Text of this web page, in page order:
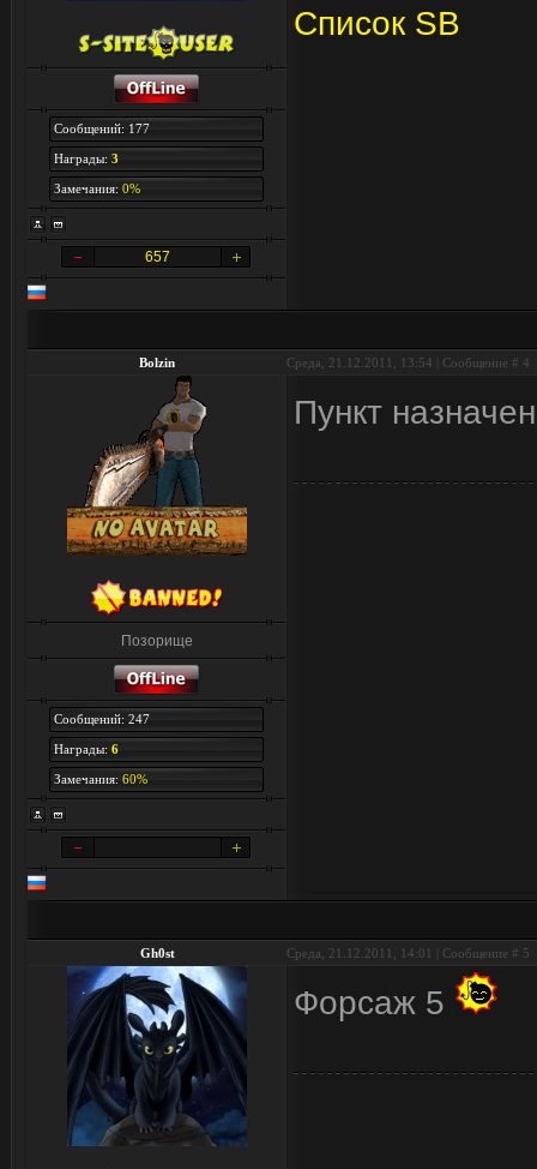
Сообщений: 177
Награды: 3
Замечания: 0%
657
Список SB
Bolzin Среда, 21.12.2011, 13:54 | Сообщение # 4
Позорище
Сообщений: 247
Награды: 6
Замечания: 60%
Пункт
Gh0st Среда, 21.12.2011, 14:01 | Сообщение # 5
Форсаж 5